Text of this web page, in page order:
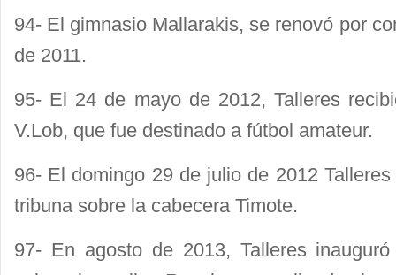
94- El gimnasio Mallarakis, se renovó por
de 2011.
95- El 24 de mayo de 2012, Talleres
V.Lob, que fue destinado a fútbol amateur.
96- El domingo 29 de julio de 2012
tribuna sobre la cabecera Timote.
97- En agosto de 2013, Talleres